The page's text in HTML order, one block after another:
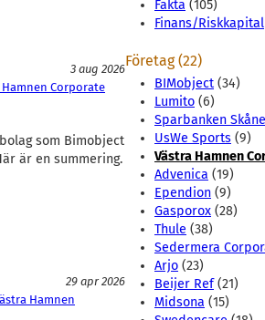
3 aug 2026
Hamnen Corporate
som Bimobject
är en summering.
29 apr 2026
Hamnen
Fakta (105)
Finans/Riskkapital
Företag (22)
BIMobject (34)
Lumito (6)
Sparbanken Skåne
UsWe Sports (9)
Västra Hamnen
Advenica (19)
Ependion (9)
Gasporox (28)
Thule (38)
Sedermera
Arjo (23)
Beijer Ref(21)
Midsona (15)